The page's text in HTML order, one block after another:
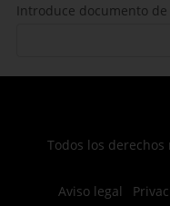
Introduce documento
Todos los
Aviso legal